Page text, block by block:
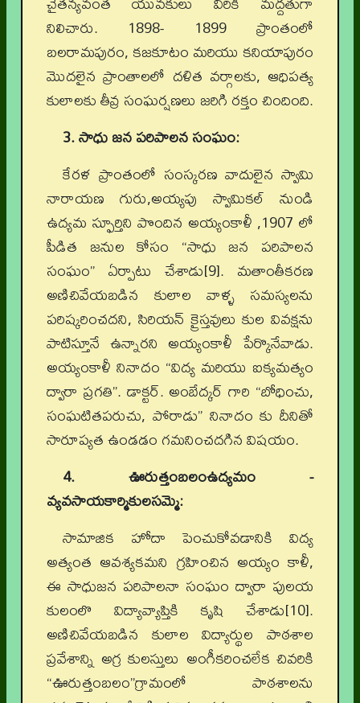
నిలిచారు. 1898- 1899 ప్రాంతంలో
బలరామపురం, కజకూటం మరియు కనియాపురం
మొదలైన ప్రాంతాలలో దళిత వర్గాలకు, ఆధిపత్య
కులాలకు తీవ్ర సంఘర్షణలు జరిగి రక్తం చిందింది.
3. సాధు జన పరిపాలన సంఘం:
కేరళ ప్రాంతంలో సంస్కరణ వాదులైన స్వామి
నారాయణ గురు,అయ్యపు స్వామికల్ నుండి
ఉద్యమ స్ఫూర్తిని పొందిన అయ్యంకాళీ ,1907 లో
పీడిత జనుల కోసం “సాధు జన పరిపాలన
సంఘం” ఏర్పాటు చేశాడు[9]. మతాంతీకరణ
అణిచివేయబడిన కులాల వాళ్ళ సమస్యలను
పరిష్కరించదని, సిరియన్ క్రైస్తవులు కుల వివక్షను
పాటిస్తూనే ఉన్నారని అయ్యంకాళీ పేర్కొనేవాడు.
అయ్యంకాళీ నినాదం “విద్య మరియు ఐక్యమత్యం
ద్వారా ప్రగతి”. డాక్టర్. అంబేద్కర్ గారి “బోధించు,
సంఘటితపరుచు, పోరాడు” నినాదం కు దీనితో
సారూప్యత ఉండడం గమనించదగిన విషయం.
4. ఊరుత్తంబలంఉద్యమం -
వ్యవసాయకార్మికులసమ్మె:
సామాజిక హోదా పెంచుకోవడానికి విద్య
అత్యంత ఆవశ్యకమని గ్రహించిన అయ్యం కాళీ,
ఈ సాధుజన పరిపాలనా సంఘం ద్వారా పులయ
కులంలొ విద్యావ్యాప్తికి కృషి చేశాడు[10].
అణిచివేయబడిన కులాల విద్యార్థుల పాఠశాల
ప్రవేశాన్ని అగ్ర కులస్తులు అంగీకరించలేక చివరికి
“ఊరుత్తంబలం”గ్రామంలో పాఠశాలను